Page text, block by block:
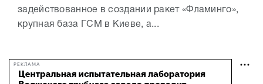
задействованное в создании ракет «Фламинго»,
крупная база ГСМ в Киеве, а...
РЕКЛАМА